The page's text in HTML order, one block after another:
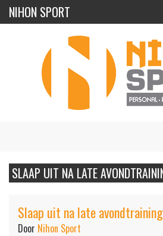
NIHON SPORT
SLAAP UIT NA LATE
Slaap uit na late avondtraining
Door Nihon Sport